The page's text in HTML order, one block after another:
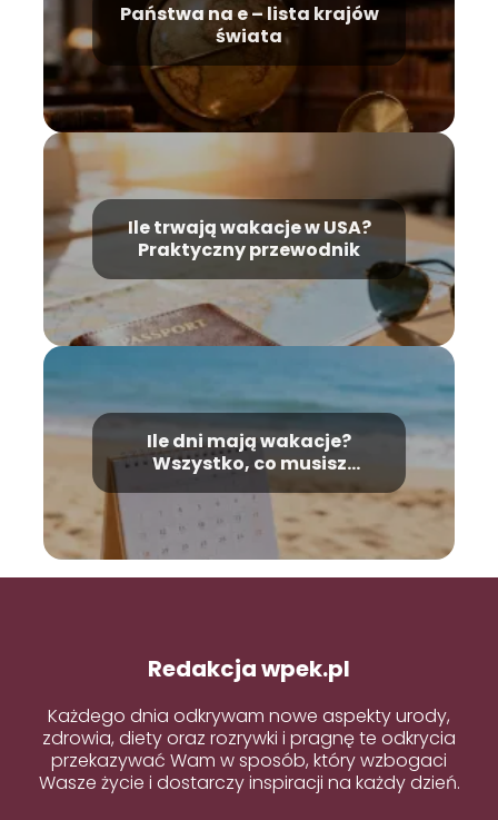
Państwa na e – lista krajów
świata
Ile trwają wakacje w USA?
Praktyczny przewodnik
Ile dni mają wakacje?
Wszystko, co musisz
Redakcja wpek.pl
Każdego dnia odkrywam nowe aspekty urody,
zdrowia, diety oraz rozrywki i pragnę te odkrycia
przekazywać Wam w sposób, który wzbogaci
Wasze życie i dostarczy inspiracji na każdy dzień.